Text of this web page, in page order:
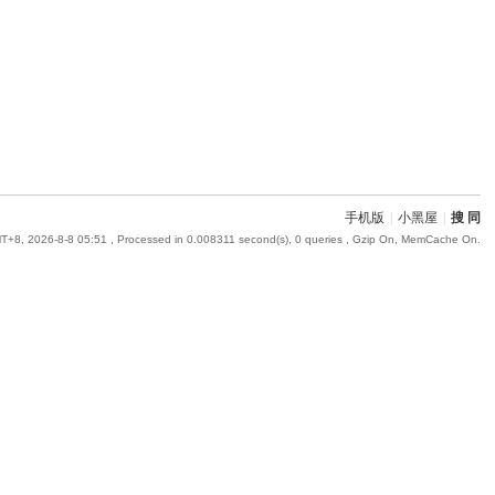
手机版 小黑屋 搜 同
2026-8-8 05:51 , Processed in 0.008311 second(s), 0 queries , Gzip On, MemCache On.